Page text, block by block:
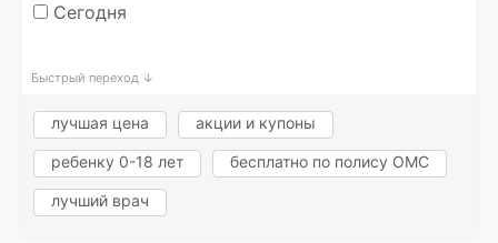
Сегодня
Быстрый переход ↓
лучшая цена акции и купоны
ребенку 0-18 лет бесплатно по полису ОМС
лучший врач